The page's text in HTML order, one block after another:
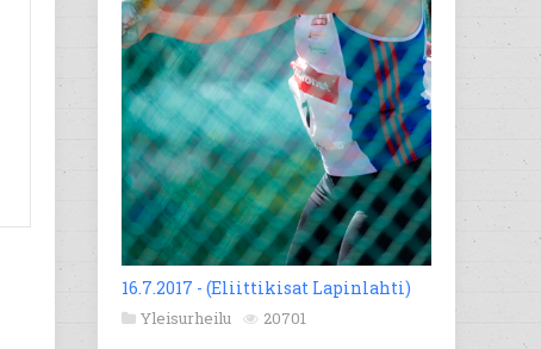
16.7.2017 - (Eliittikisat Lapinlahti)
Yleisurheilu 20701